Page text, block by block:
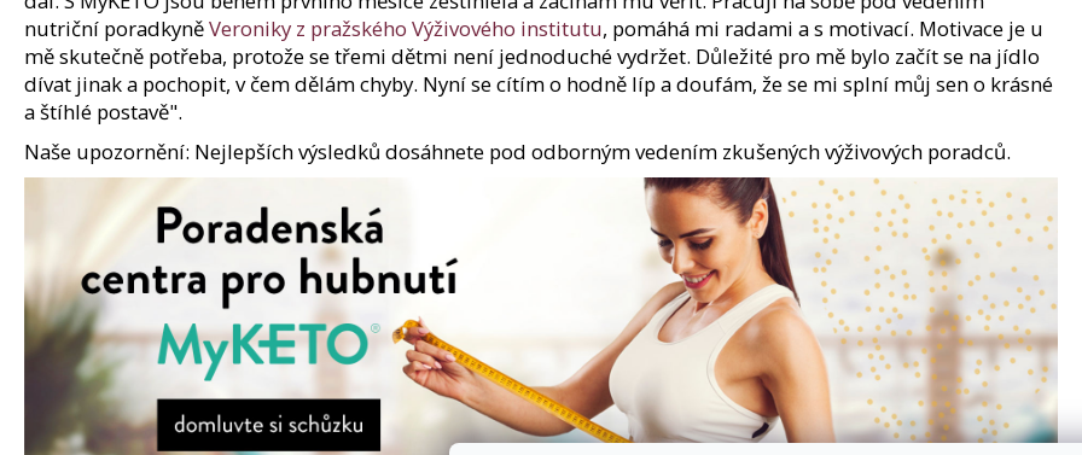
nutriční poradkyněVeroniky z pražského Výživového institutu, pomáhá mi radami a s motivací. Motivace je u
mě skutečně potřeba, protože se třemi dětmi není jednoduché vydržet. Důležité pro mě bylo začít se na jídlo
dívat jinak a pochopit, v čem dělám chyby. Nyní se cítím o hodně líp a doufám, že se mi splní můj sen o krásné
a štíhlé postavě".
Naše upozornění: Nejlepších výsledků dosáhnete pod odborným vedením zkušených výživových poradců.